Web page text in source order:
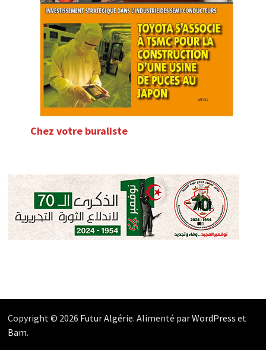
Chez votre buraliste
Copyright © 2026 Futur Algérie. Alimenté parWordPress et
Bam.